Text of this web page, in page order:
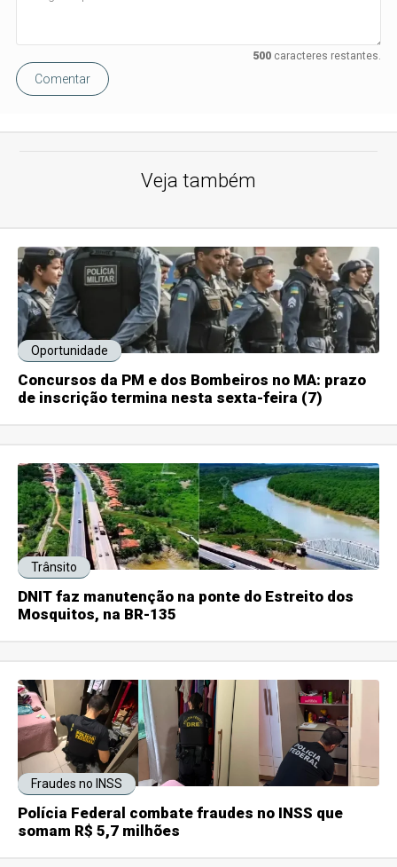
500caracteres restantes.
Comentar
Veja também
Oportunidade
Concursos da PM e dos Bombeiros no MA: prazo
de inscrição termina nesta sexta-feira (7)
Trânsito
DNIT faz manutenção na ponte do Estreito dos
Mosquitos, na BR-135
Fraudes no INSS
Polícia Federal combate fraudes no INSS que
somam R$ 5,7 milhões